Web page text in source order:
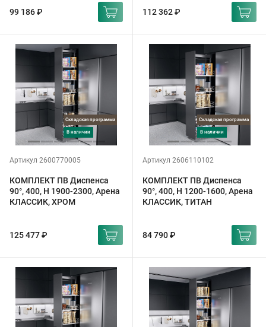
99 186 ₽ 112 362 ₽
Складская программа
в наличии
Артикул 2600770005
КОМПЛЕКТ ПВ Диспенса
90°, 400, H 1900-2300, Арена
КЛАССИК, ХРОМ
125 477 ₽
Складская программа
в наличии
Артикул 2606110102
КОМПЛЕКТ ПВ Диспенса
90°, 400, H 1200-1600, Арена
КЛАССИК, ТИТАН
84 790 ₽